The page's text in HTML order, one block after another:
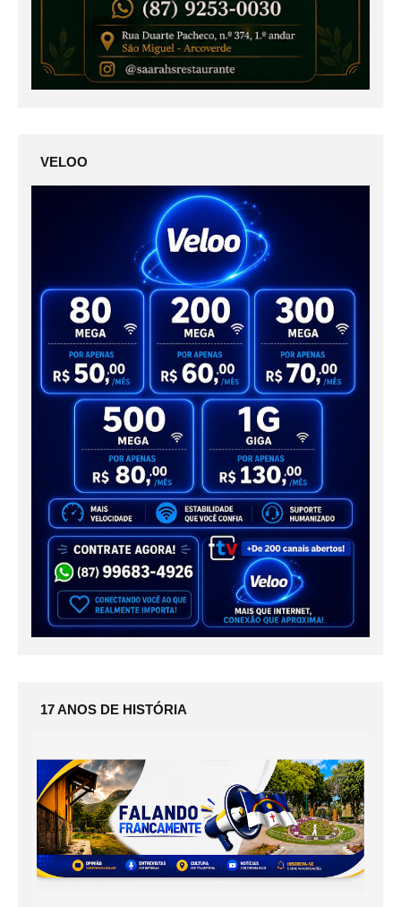
VELOO
17 ANOS DE HISTÓRIA